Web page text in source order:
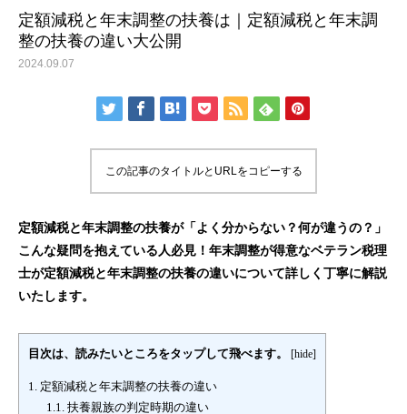
りやすく解説
かりやすく解説
定額減税と年末調整の扶養は｜定額減税と年末調
整の扶養の違い大公開
2024.09.07
この記事のタイトルとURLをコピーする
定額減税と年末調整の扶養が「よく分からない？何が違うの？」
こんな疑問を抱えている人必見！年末調整が得意なベテラン税理
士が定額減税と年末調整の扶養の違いについて詳しく丁寧に解説
いたします。
目次は、読みたいところをタップして飛べます。 [hide]
1. 定額減税と年末調整の扶養の違い
1.1.扶養親族の判定時期の違い